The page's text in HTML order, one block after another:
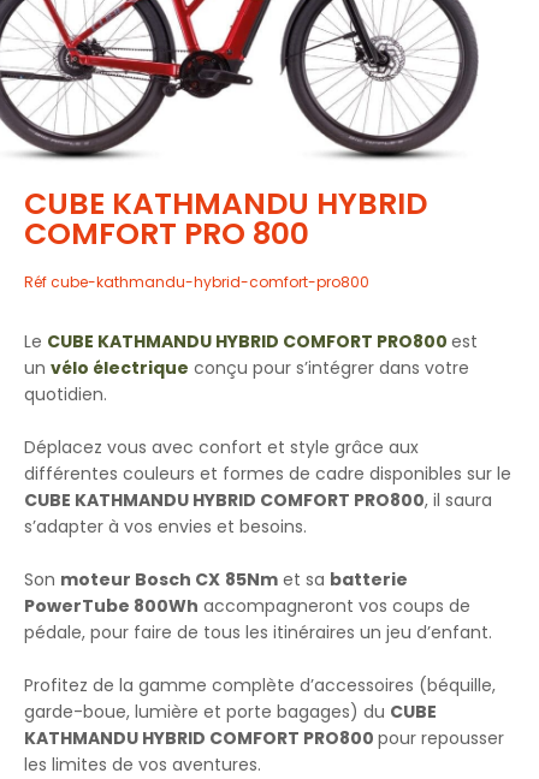
CUBE KATHMANDU HYBRID
COMFORT PRO 800
Réfcube-kathmandu-hybrid-comfort-pro800
Le CUBE KATHMANDU HYBRID COMFORT PRO800 est
un vélo électrique conçu pour s’intégrer dans votre
quotidien.
Déplacez vous avec confort et style grâce aux
différentes couleurs et formes de cadre disponibles sur le
CUBE KATHMANDU HYBRID COMFORT PRO800, il saura
s’adapter à vos envies et besoins.
Son moteur Bosch CX 85Nm et sa batterie
PowerTube 800Wh accompagneront vos coups de
pédale, pour faire de tous les itinéraires un jeu d’enfant.
Profitez de la gamme complète d’accessoires (béquille,
garde-boue, lumière et porte bagages) du CUBE
KATHMANDU HYBRID COMFORT PRO800 pour repousser
les limites de vos aventures.